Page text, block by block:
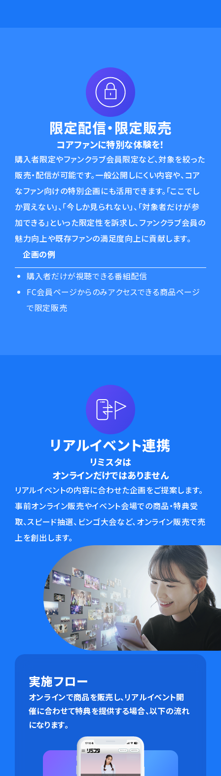
限定配信・限定販売
コアファンに特別な体験を！
購入者限定やファンクラブ会員限定など、対象を絞った
販売・配信が可能です。一般公開しにくい内容や、コア
なファン向けの特別企画にも活用できます。「ここでし
か買えない」、「今しか見られない」、「対象者だけが参
加できる」といった限定性を訴求し、ファンクラブ会員の
魅力向上や既存ファンの満足度向上に貢献します。
企画の例
購入者だけが視聴できる番組配信
FC会員ページからのみアクセスできる商品ページ
で限定販売
リアルイベント連携
リミスタは
オンラインだけではありません
リアルイベントの内容に合わせた企画をご提案します。
事前オンライン販売やイベント会場での商品・特典受
取、スピード抽選、ビンゴ大会など、オンライン販売で売
上を創出します。
実施フロー
オンラインで商品を販売し、リアルイベント開
催に合わせて特典を提供する場合、以下の流れ
になります。